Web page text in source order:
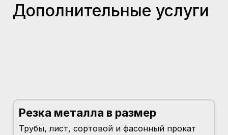
Дополнительные услуги
Резка металла в размер
Трубы, лист, сортовой и фасонный прокат